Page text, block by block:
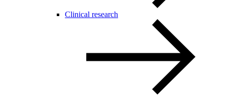
Clinical research